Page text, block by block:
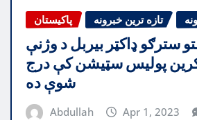
پاکیستان تازه ترین خبرونه
سترګو ډاکټر بیربل د وژنې
پولیس سټیشن کې درج
شوې ده
Abdullah Apr 1, 2023